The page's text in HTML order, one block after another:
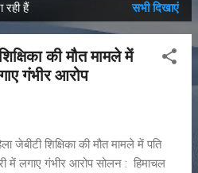
रही हैं सभी दिखाएं
की मौत मामले में
गंभीर आरोप
जेबीटी शिक्षिका की मौत मामले में पति
में लगाए गंभीर आरोप सोलन : हिमाचल